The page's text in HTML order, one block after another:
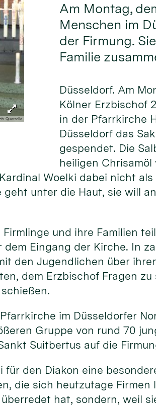
Quarrella
Am Montag,
Menschen im
der Firmung.
Familie
Düsseldorf. Am
Kölner Erzbischof
in der Pfarrkirche
Düsseldorf das
gespendet. Die
heiligen
Woelki dabei nicht
geht unter die Haut, sie will
und ihre Familien
Eingang der Kirche. In
den Jugendlichen über
dem Erzbischof Fragen zu
im Düsseldorfer
Gruppe von rund 70
Suitbertus auf die
den Diakon eine
die sich heutzutage Firmen
hat, sondern, weil